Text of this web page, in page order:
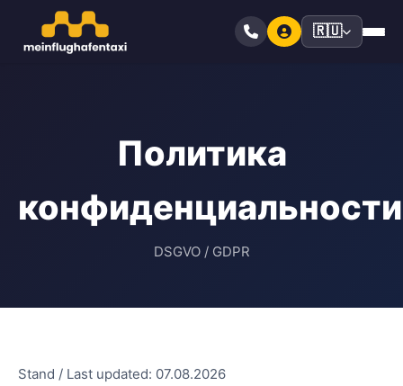
🇷🇺
Политика
конфиденциальности
DSGVO / GDPR
Stand / Last updated: 07.08.2026